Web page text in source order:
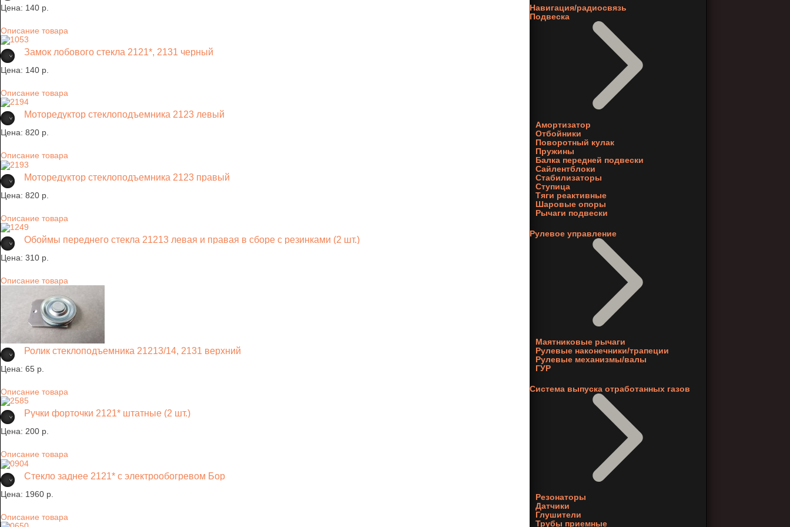
Цена: 140 p.
Описание товара
Замок лобового стекла 2121*, 2131 черный
Цена: 140 p.
Описание товара
Моторедуктор стеклоподъемника 2123 левый
Цена: 820 p.
Описание товара
Моторедуктор стеклоподъемника 2123 правый
Цена: 820 p.
Описание товара
Обоймы переднего стекла 21213 левая и правая в сборе с резинками (2 шт.)
Цена: 310 p.
Описание товара
Ролик стеклоподъемника 21213/14, 2131 верхний
Цена: 65 p.
Описание товара
Ручки форточки 2121* штатные (2 шт.)
Цена: 200 p.
Описание товара
Стекло заднее 2121* с электрообогревом Бор
Цена: 1960 p.
Описание товара
Навигация/радиосвязь
Подвеска
Амортизатор
Отбойники
Поворотный кулак
Пружины
Балка передней подвески
Сайлентблоки
Стабилизаторы
Ступица
Тяги реактивные
Шаровые опоры
Рычаги подвески
Рулевое управление
Маятниковые рычаги
Рулевые наконечники/трапеции
Рулевые механизмы/валы
ГУР
Система выпуска отработанных газов
Резонаторы
Датчики
Глушители
Трубы приемные